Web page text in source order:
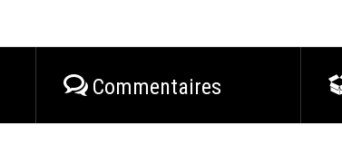
Commentaires